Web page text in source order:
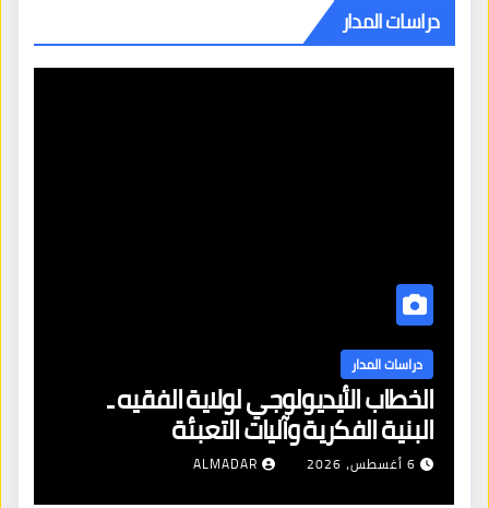
دراسات المدار
دراسات المدار
الخطاب الأيديولوجي لولاية الفقيه ـ
البنية الفكرية وآليات التعبئة
6 أغسطس، 2026 ALMADAR